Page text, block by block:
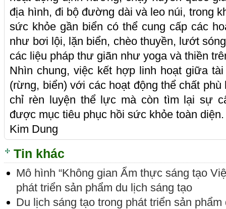
địa hình, đi bộ đường dài và leo núi, trong
sức khỏe gần biển có thể cung cấp các
như bơi lội, lặn biển, chèo thuyền, lướt
các liệu pháp thư giãn như yoga và thiền
Nhìn chung, việc kết hợp linh hoạt giữa
(rừng, biển) với các hoạt động thể chất
chỉ rèn luyện thể lực mà còn tìm lại sự
được mục tiêu phục hồi sức khỏe toàn diện.
Kim Dung
Tin khác
Mô hình “Không gian Ẩm thực sáng tạo
phát triển sản phẩm du lịch sáng tạo
Du lịch sáng tạo trong phát triển sản